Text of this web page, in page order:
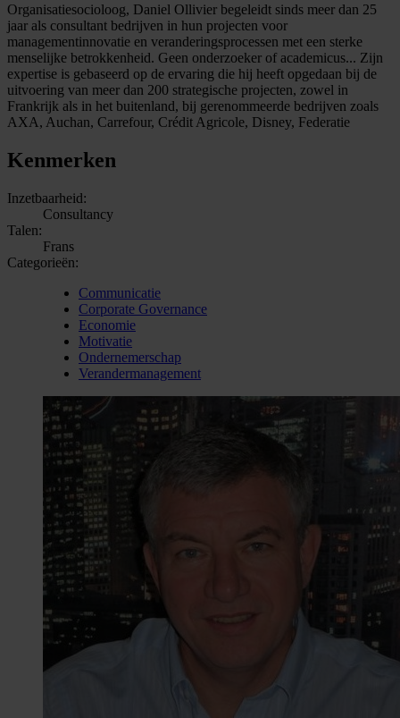
Organisatiesocioloog, Daniel Ollivier begeleidt sinds meer dan 25
jaar als consultant bedrijven in hun projecten voor
managementinnovatie en veranderingsprocessen met een sterke
menselijke betrokkenheid. Geen onderzoeker of academicus... Zijn
expertise is gebaseerd op de ervaring die hij heeft opgedaan bij de
uitvoering van meer dan 200 strategische projecten, zowel in
Frankrijk als in het buitenland, bij gerenommeerde bedrijven zoals
AXA, Auchan, Carrefour, Crédit Agricole, Disney, Federatie
Kenmerken
Inzetbaarheid:
Consultancy
Talen:
Frans
Categorieën:
Communicatie
Corporate Governance
Economie
Motivatie
Ondernemerschap
Verandermanagement